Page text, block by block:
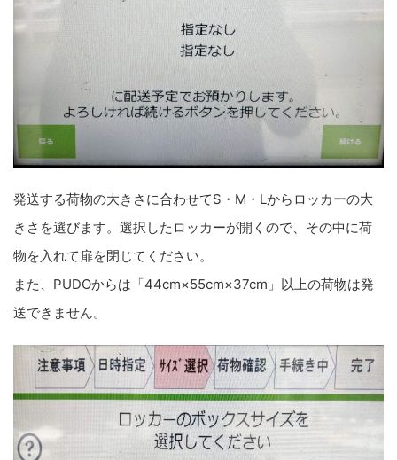
発送する荷物の大きさに合わせてS・M・Lからロッカーの大
きさを選びます。選択したロッカーが開くので、その中に荷
物を入れて扉を閉じてください。
また、PUDOからは「44cm×55cm×37cm」以上の荷物は発
送できません。